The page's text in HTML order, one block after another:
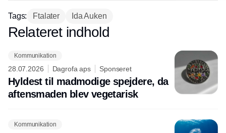
Tags: Ftalater Ida Auken
Annonce
Relateret indhold
Kommunikation
28.07.2026 Dagrofa aps Sponseret
Hyldest til madmodige spejdere, da
aftensmaden blev vegetarisk
Kommunikation